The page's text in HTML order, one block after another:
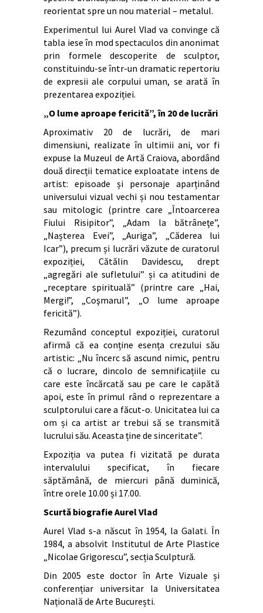
reorientat spre un nou material – metalul.
Experimentul lui Aurel Vlad va convinge că
tabla iese în mod spectaculos din anonimat
prin formele descoperite de sculptor,
constituindu-se într-un dramatic repertoriu
de expresii ale corpului uman, se arată în
prezentarea expoziției.
„O lume aproape fericită”, în 20 de lucrări
Aproximativ 20 de lucrări, de mari
dimensiuni, realizate în ultimii ani, vor fi
expuse la Muzeul de Artă Craiova, abordând
două direcții tematice exploatate intens de
artist: episoade și personaje aparținând
universului vizual vechi și nou testamentar
sau mitologic (printre care „Întoarcerea
Fiului Risipitor”, „Adam la bătrâneţe”,
„Nașterea Evei”, „Auriga”, „Căderea lui
Icar”), precum și lucrări văzute de curatorul
expoziției, Cătălin Davidescu, drept
„agregări ale sufletului” și ca atitudini de
„receptare spirituală” (printre care „Hai,
Mergi!”, „Coşmarul”, „O lume aproape
fericită”).
Rezumând conceptul expoziției, curatorul
afirmă că ea conține esența crezului său
artistic: „Nu încerc să ascund nimic, pentru
că o lucrare, dincolo de semnificațiile cu
care este încărcată sau pe care le capătă
apoi, este în primul rând o reprezentare a
sculptorului care a făcut-o. Unicitatea lui ca
om și ca artist ar trebui să se transmită
lucrului său. Aceasta ține de sinceritate”.
Expoziția va putea fi vizitată pe durata
intervalului specificat, în fiecare
săptămână, de miercuri până duminică,
între orele 10.00 și 17.00.
Scurtă biografie Aurel Vlad
Aurel Vlad s-a născut în 1954, la Galati. În
1984, a absolvit Institutul de Arte Plastice
„Nicolae Grigorescu”, secția Sculptură.
Din 2005 este doctor în Arte Vizuale și
conferențiar universitar la Universitatea
Națională de Arte București.